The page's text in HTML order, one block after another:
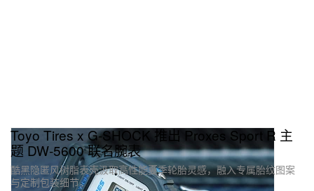
Toyo Tires x G‑SHOCK 推出 Proxes Sport R 主
题 DW‑5600 联名腕表
酷黑隐匿风树脂表壳汲取高性能夏季轮胎灵感，融入专属胎纹图案
与定制包装细节。